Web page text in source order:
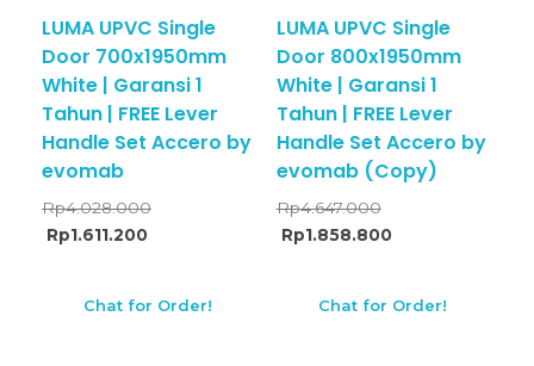
LUMA UPVC Single
Door 700x1950mm
White | Garansi 1
Tahun | FREE Lever
Handle Set Accero by
evomab
Rp4.028.000
Rp1.611.200
Chat for Order!
LUMA UPVC Single
Door 800x1950mm
White | Garansi 1
Tahun | FREE Lever
Handle Set Accero by
evomab (Copy)
Rp4.647.000
Rp1.858.800
Chat for Order!